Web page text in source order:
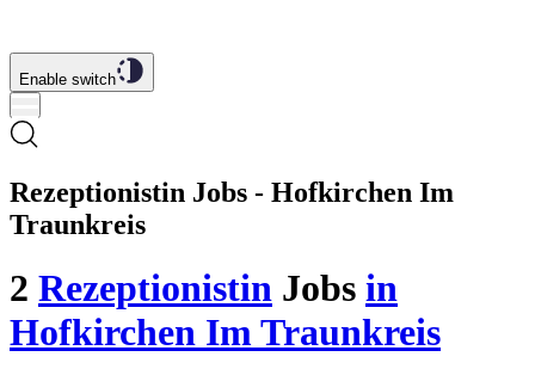
Enable switch
Rezeptionistin Jobs - Hofkirchen Im
Traunkreis
2 Rezeptionistin Jobs in
Hofkirchen Im Traunkreis